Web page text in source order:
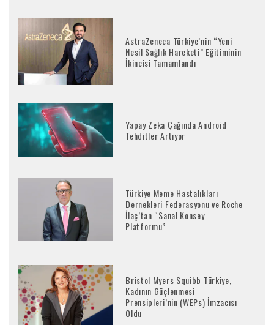
AstraZeneca Türkiye’nin “Yeni
Nesil Sağlık Hareketi” Eğitiminin
İkincisi Tamamlandı
Yapay Zeka Çağında Android
Tehditler Artıyor
Türkiye Meme Hastalıkları
Dernekleri Federasyonu ve Roche
İlaç’tan “Sanal Konsey
Platformu”
Bristol Myers Squibb Türkiye,
Kadının Güçlenmesi
Prensipleri’nin (WEPs) İmzacısı
Oldu